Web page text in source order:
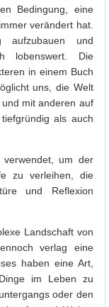
Bedingung, eine
verändert hat.
aufzubauen und
lobenswert. Die
in einem Buch
uns, die Welt
mit anderen auf
als auch
um der
zu verleihen, die
und Reflexion
Landschaft von
verlag eine
haben eine Art,
im Leben zu
oder den